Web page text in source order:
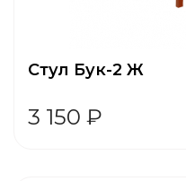
Стул Бук-2 Ж
3 150 ₽